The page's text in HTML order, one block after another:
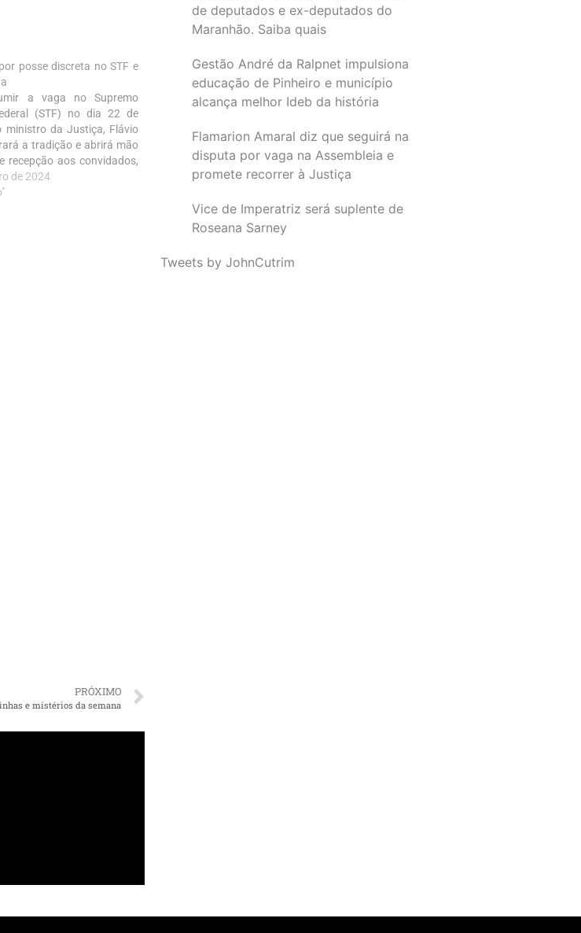
posse discreta no STF e
a vaga no Supremo
(STF) no dia 22 de
ministro da Justiça, Flávio
a tradição e abrirá mão
recepção aos convidados,
por associações de
em quase todas as
de 2024
PRÓXIMO
e mistérios da semana
de deputados e ex-deputados do
Maranhão. Saiba quais
Gestão André da Ralpnet impulsiona
educação de Pinheiro e município
alcança melhor Ideb da história
Flamarion Amaral diz que seguirá na
disputa por vaga na Assembleia e
promete recorrer à Justiça
Vice de Imperatriz será suplente de
Roseana Sarney
Tweets by JohnCutrim